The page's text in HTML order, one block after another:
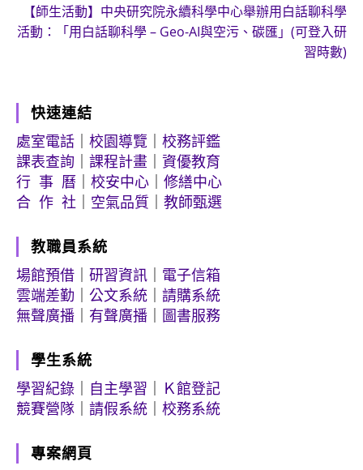
【師生活動】中央研究院永續科學中心舉辦用白話聊科學
活動：「用白話聊科學 – Geo-AI與空污、碳匯」(可登入研
習時數)
快速連結
處室電話
校園導覽
校務評鑑
課表查詢
課程計畫
資優教育
行 事 曆
校安中心
修繕中心
合 作 社
空氣品質 教師甄選
教職員系統
場館預借
研習資訊
電子信箱
雲端差勤
公文系統
請購系統
無聲廣播
有聲廣播 圖書服務
學生系統
學習紀錄
自主學習
Ｋ館登記
競賽營隊
請假系統 校務系統
專案網頁